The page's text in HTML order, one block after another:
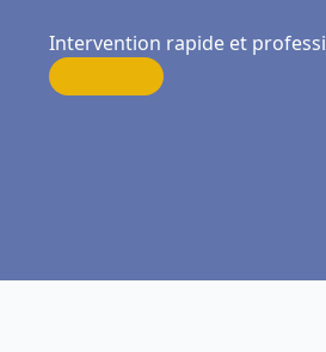
Intervention rapide et